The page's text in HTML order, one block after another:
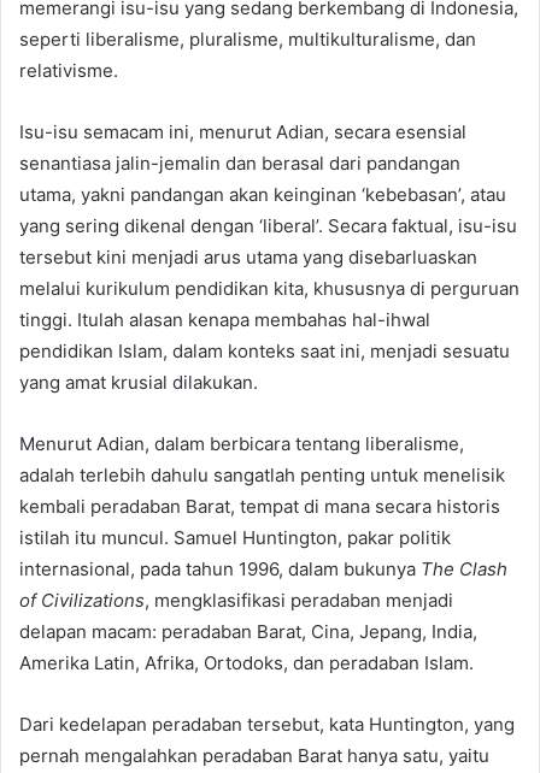
memerangi isu-isu yang sedang berkembang di Indonesia,
seperti liberalisme, pluralisme, multikulturalisme, dan
relativisme.
Isu-isu semacam ini, menurut Adian, secara esensial
senantiasa jalin-jemalin dan berasal dari pandangan
utama, yakni pandangan akan keinginan ‘kebebasan’, atau
yang sering dikenal dengan ‘liberal’. Secara faktual, isu-isu
tersebut kini menjadi arus utama yang disebarluaskan
melalui kurikulum pendidikan kita, khususnya di perguruan
tinggi. Itulah alasan kenapa membahas hal-ihwal
pendidikan Islam, dalam konteks saat ini, menjadi sesuatu
yang amat krusial dilakukan.
Menurut Adian, dalam berbicara tentang liberalisme,
adalah terlebih dahulu sangatlah penting untuk menelisik
kembali peradaban Barat, tempat di mana secara historis
istilah itu muncul. Samuel Huntington, pakar politik
internasional, pada tahun 1996, dalam bukunya The Clash
of Civilizations, mengklasifikasi peradaban menjadi
delapan macam: peradaban Barat, Cina, Jepang, India,
Amerika Latin, Afrika, Ortodoks, dan peradaban Islam.
Dari kedelapan peradaban tersebut, kata Huntington, yang
pernah mengalahkan peradaban Barat hanya satu, yaitu